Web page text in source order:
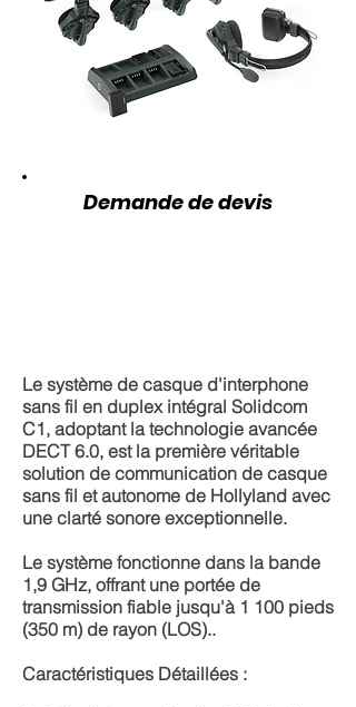
Demande de devis
Le système de casque d'interphone
sans fil en duplex intégral Solidcom
C1, adoptant la technologie avancée
DECT 6.0, est la première véritable
solution de communication de casque
sans fil et autonome de Hollyland avec
une clarté sonore exceptionnelle.
Le système fonctionne dans la bande
1,9 GHz, offrant une portée de
transmission fiable jusqu'à 1 100 pieds
(350 m) de rayon (LOS)..
Caractéristiques Détaillées :